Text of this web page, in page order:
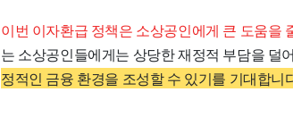
이번 이자환급 정책은 소상공인에게 큰 도움을
는 소상공인들에게는 상당한 재정적 부담을 덜
정적인 금융 환경을 조성할 수 있기를 기대합니